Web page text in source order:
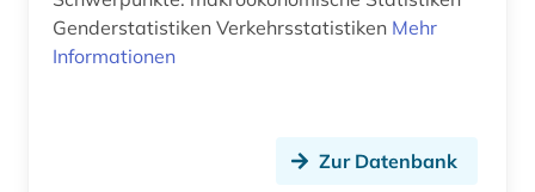
sammlung (1)
schiffe (1)
Genderstatistiken Verkehrsstatistiken Mehr
Informationen
Zur Datenbank